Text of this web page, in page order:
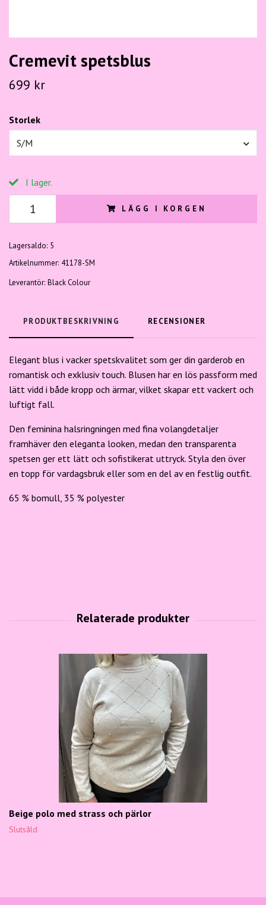
Cremevit spetsblus
699 kr
Storlek
S/M
I lager.
LÄGG I KORGEN
Lagersaldo: 5
Artikelnummer: 41178-SM
Leverantör: Black Colour
PRODUKTBESKRIVNING RECENSIONER
Elegant blus i vacker spetskvalitet som ger din garderob en
romantisk och exklusiv touch. Blusen har en lös passform med
lätt vidd i både kropp och ärmar, vilket skapar ett vackert och
luftigt fall.
Den feminina halsringningen med fina volangdetaljer
framhäver den eleganta looken, medan den transparenta
spetsen ger ett lätt och sofistikerat uttryck. Styla den över
en topp för vardagsbruk eller som en del av en festlig outfit.
65 % bomull, 35 % polyester
Beige polo med strass och pärlor
Slutsåld